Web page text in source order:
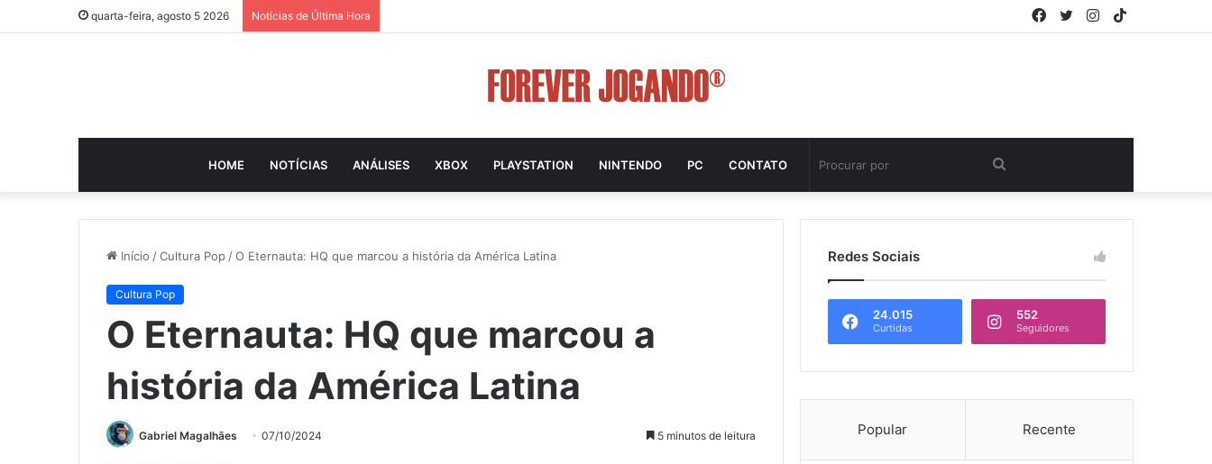
quarta-feira, agosto 5 2026 Notícias de Última Hora Instagram
Twitter
Facebook
HOME NOTÍCIAS ANÁLISES XBOX PLAYSTATION NINTENDO PC CONTATO Procurar
por
Início /Cultura Pop /O Eternauta: HQ que marcou a história da América Latina
Cultura Pop
O Eternauta: HQ que marcou a
história da América Latina
Gabriel Magalhães 07/10/2024 5 minutos de leitura
Redes Sociais
24.015
Curtidas
552
Seguidores
Popular Recente